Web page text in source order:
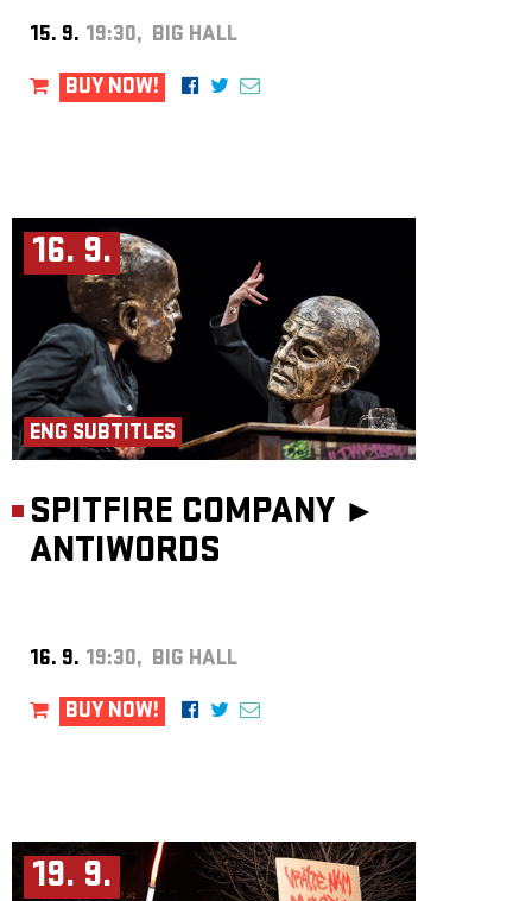
15. 9. 19:30, BIG HALL
BUY NOW!
16. 9.
ENG SUBTITLES
SPITFIRE COMPANY ►
ANTIWORDS
16. 9. 19:30, BIG HALL
BUY NOW!
19. 9.